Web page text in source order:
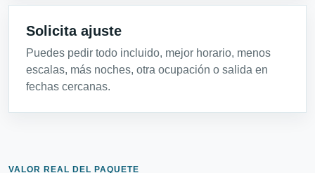
Solicita ajuste
Puedes pedir todo incluido, mejor horario, menos
escalas, más noches, otra ocupación o salida en
fechas cercanas.
VALOR REAL DEL PAQUETE